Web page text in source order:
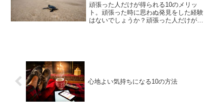
頑張った人だけが得られる10のメリッ
ト。頑張った時に思わぬ発見をした経験
はないでしょうか？頑張った人だけが得
心地よい気持ちになる10の方法